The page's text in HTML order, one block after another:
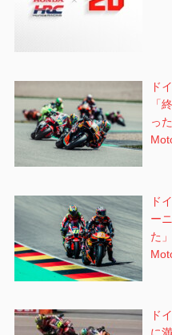
ド
「
っ
ド
ー
た」
ド